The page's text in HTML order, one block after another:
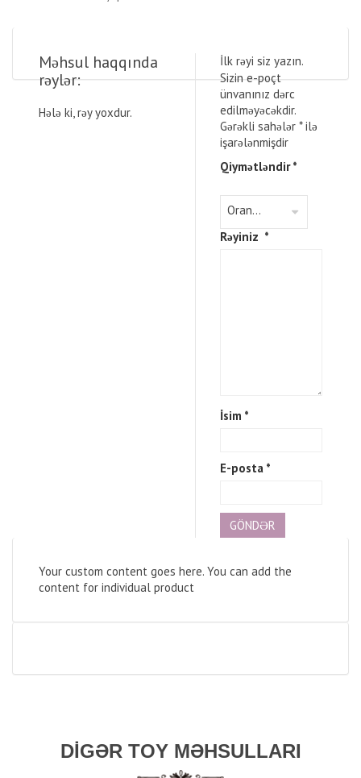
Məhsul haqqında
rəylər:
Hələ ki, rəy yoxdur.
İlk rəyi siz yazın.
Sizin e-poçt
ünvanınız dərc
edilməyəcəkdir.
Gərəkli sahələr *ilə
işarələnmişdir
Qiymətləndir*
Rəyiniz *
İsim *
E-posta *
Your custom content goes here. You can add the
content for individual product
DIGƏR TOY MƏHSULLARI